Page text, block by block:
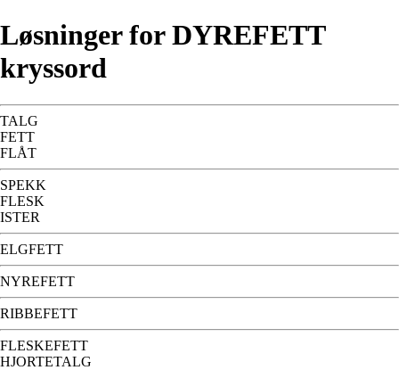
Løsninger for DYREFETT
kryssord
TALG
FETT
FLÅT
SPEKK
FLESK
ISTER
ELGFETT
NYREFETT
RIBBEFETT
FLESKEFETT
HJORTETALG